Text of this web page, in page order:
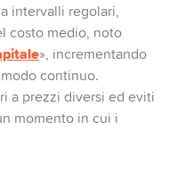
intervalli regolari,
costo medio, noto
», incrementando
continuo.
a prezzi diversi ed eviti
momento in cui i